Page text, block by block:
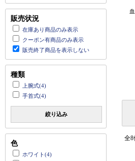
販売状況
在庫あり商品のみ表示
クーポン有商品のみ表示
販売終了商品を表示しない
種類
上腕式(4)
手首式(4)
絞り込み
色
ホワイト(4)
全8